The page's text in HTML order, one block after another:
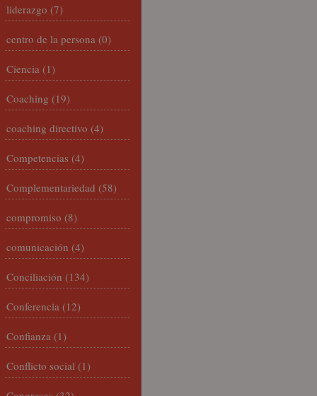
liderazgo (7)
centro de la persona (0)
Ciencia (1)
Coaching (19)
coaching directivo (4)
Competencias (4)
Complementariedad (58)
compromiso (8)
comunicación (4)
Conciliación (134)
Conferencia (12)
Confianza (1)
Conflicto social (1)